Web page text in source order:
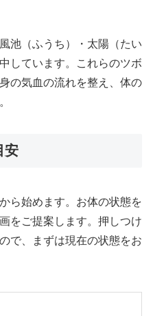
池（ふうち）・太陽（たい
しています。これらのツボ
の気血の流れを整え、体の
安
ら始めます。お体の状態を
をご提案します。押しつけ
で、まずは現在の状態をお